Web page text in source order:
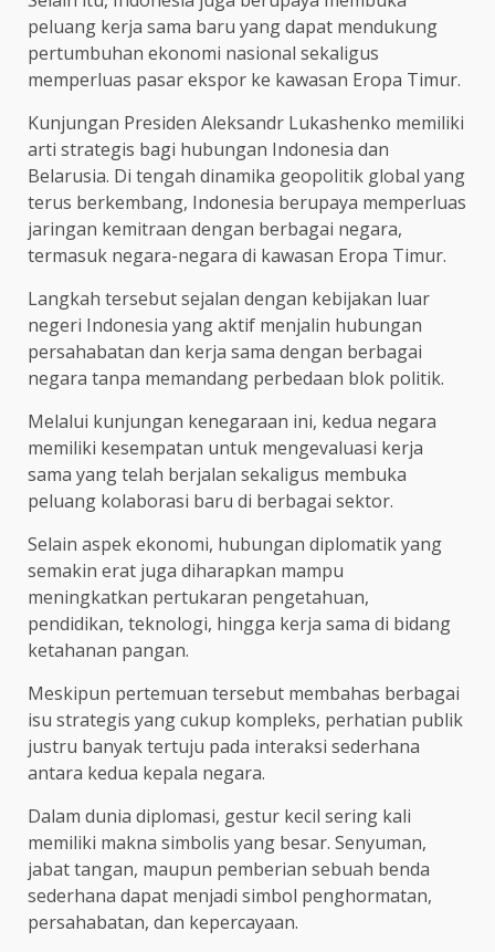
peluang kerja sama baru yang dapat mendukung
pertumbuhan ekonomi nasional sekaligus
memperluas pasar ekspor ke kawasan Eropa Timur.
Kunjungan Presiden Aleksandr Lukashenko memiliki
arti strategis bagi hubungan Indonesia dan
Belarusia. Di tengah dinamika geopolitik global yang
terus berkembang, Indonesia berupaya memperluas
jaringan kemitraan dengan berbagai negara,
termasuk negara-negara di kawasan Eropa Timur.
Langkah tersebut sejalan dengan kebijakan luar
negeri Indonesia yang aktif menjalin hubungan
persahabatan dan kerja sama dengan berbagai
negara tanpa memandang perbedaan blok politik.
Melalui kunjungan kenegaraan ini, kedua negara
memiliki kesempatan untuk mengevaluasi kerja
sama yang telah berjalan sekaligus membuka
peluang kolaborasi baru di berbagai sektor.
Selain aspek ekonomi, hubungan diplomatik yang
semakin erat juga diharapkan mampu
meningkatkan pertukaran pengetahuan,
pendidikan, teknologi, hingga kerja sama di bidang
ketahanan pangan.
Meskipun pertemuan tersebut membahas berbagai
isu strategis yang cukup kompleks, perhatian publik
justru banyak tertuju pada interaksi sederhana
antara kedua kepala negara.
Dalam dunia diplomasi, gestur kecil sering kali
memiliki makna simbolis yang besar. Senyuman,
jabat tangan, maupun pemberian sebuah benda
sederhana dapat menjadi simbol penghormatan,
persahabatan, dan kepercayaan.